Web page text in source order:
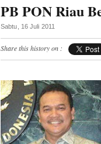
PB PON Riau
Sabtu, 16 Juli 2011
Share this history on :